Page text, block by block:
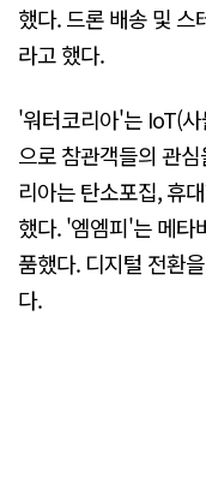
했다. 드론 배송 및
라고 했다.
'워터코리아'는 IoT(
으로 참관객들의 관
리아는 탄소포집, 휴
했다. '엠엠피'는 메타
품했다. 디지털 전환
다.